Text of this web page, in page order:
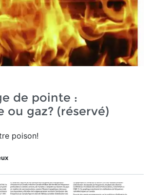
de pointe :
ou gaz? (réservé)
poison!